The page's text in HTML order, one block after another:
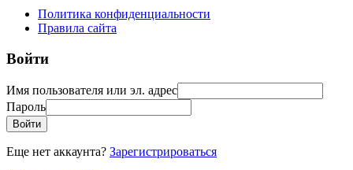
Политика конфиденциальности
Правила сайта
Войти
Имя пользователя или эл. адрес
Пароль
Войти
Еще нет аккаунта? Зарегистрироваться